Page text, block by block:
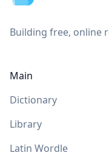
Building free, online
Main
Dictionary
Library
Latin Wordle